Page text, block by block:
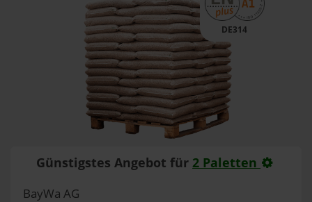
DE314
Günstigstes Angebot für 2 Paletten
BayWa AG